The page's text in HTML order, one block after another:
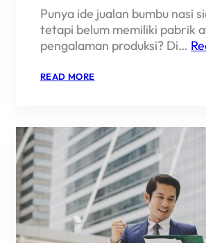
Punya ide jualan bumbu nasi
tetapi belum memiliki pabrik
pengalaman produksi? Di…
READ MORE:
UNTUK
PEMULA
(SOLUSI
PRAKTIS
TANPA
RIBET)